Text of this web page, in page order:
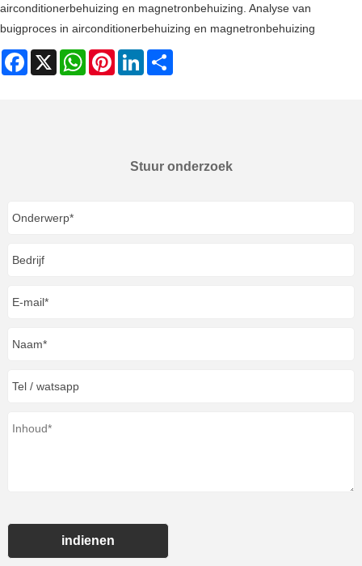
airconditionerbehuizing en magnetronbehuizing. Analyse van
buigproces in airconditionerbehuizing en magnetronbehuizing
Facebook
X WhatsAppPinterestLinkedIn
Stuur onderzoek
indienen